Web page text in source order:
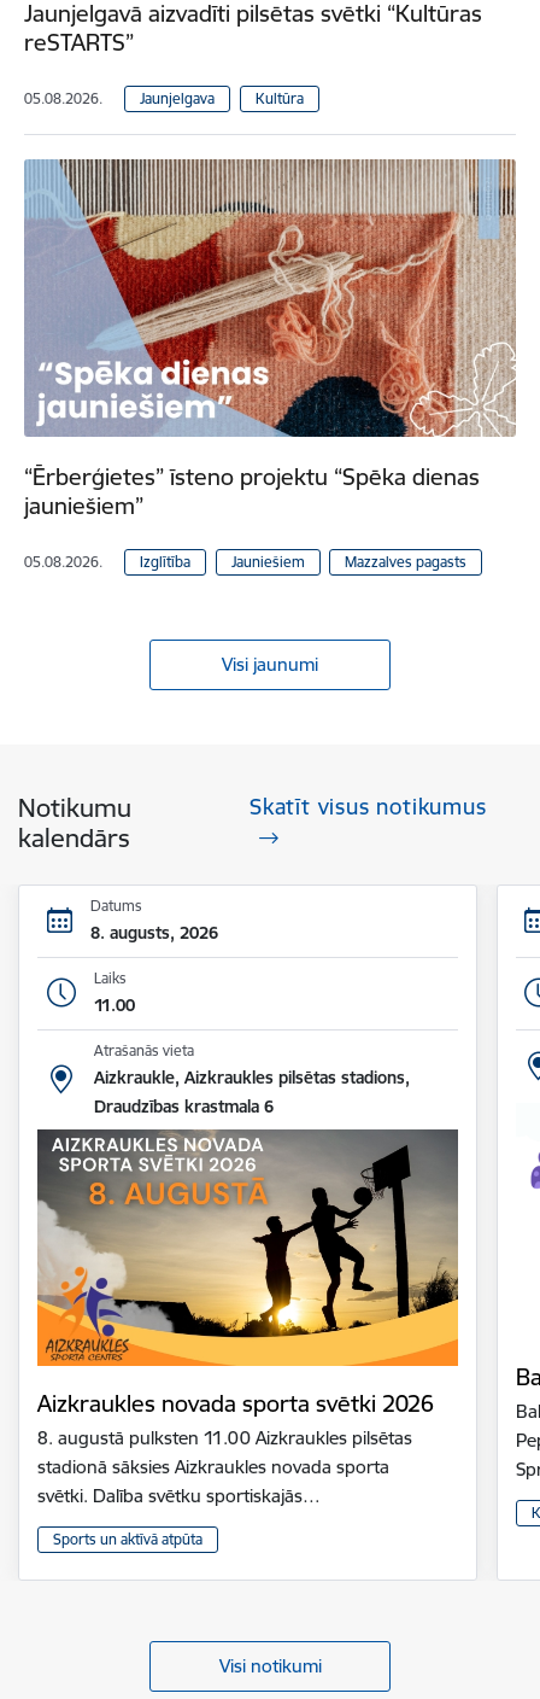
Jaunjelgavā aizvadīti pilsētas svētki “Kultūras
reSTARTS”
05.08.2026. Jaunjelgava Kultūra
“Ērberģietes” īsteno projektu “Spēka dienas
jauniešiem”
05.08.2026. Izglītība Jauniešiem Mazzalves pagasts
Visi jaunumi
Notikumu
kalendārs
Skatīt visus notikumus
Datums
8. augusts, 2026
Laiks
11.00
Atrašanās vieta
Aizkraukle, Aizkraukles pilsētas stadions,
Draudzības krastmala 6
Aizkraukles novada sporta svētki 2026
8. augustā pulksten 11.00 Aizkraukles pilsētas
stadionā sāksies Aizkraukles novada sporta
svētki. Dalība svētku sportiskajās…
Sports un aktīvā atpūta
Visi notikumi